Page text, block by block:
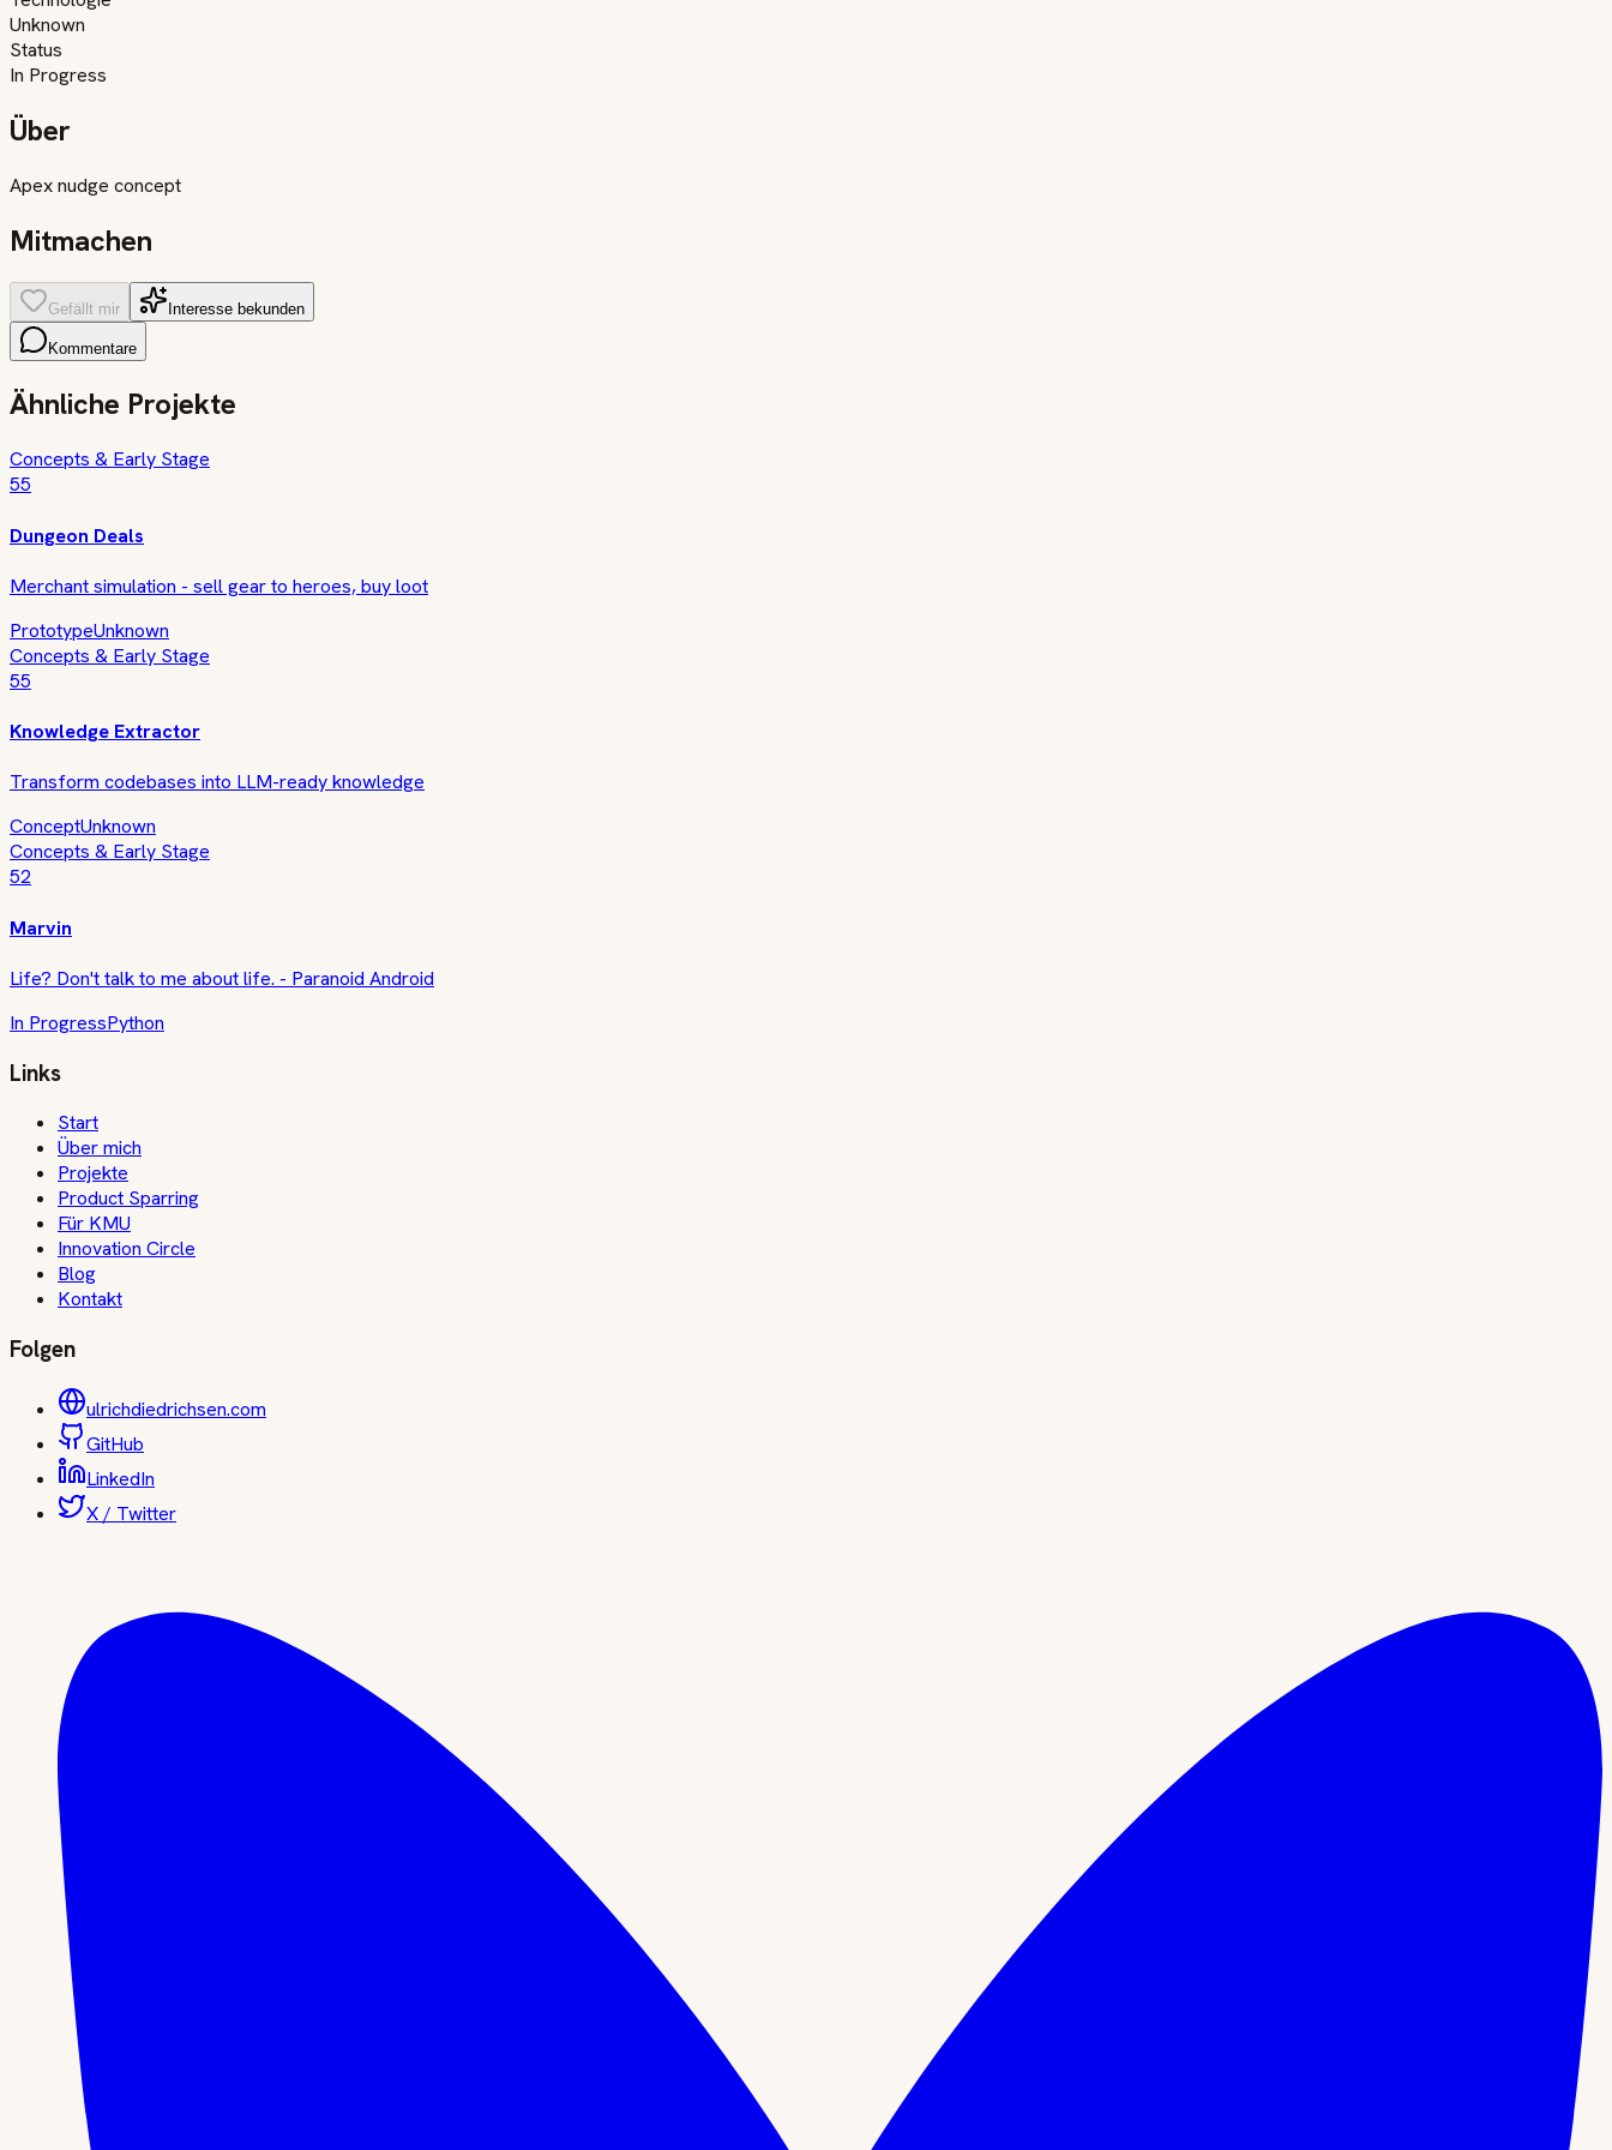
Unknown
Status
In Progress
Über
Apex nudge concept
Mitmachen
Gefällt mir Interesse bekunden
Kommentare
Ähnliche Projekte
Concepts & Early Stage
55
Dungeon Deals
Merchant simulation - sell gear to heroes, buy loot
PrototypeUnknown
Concepts & Early Stage
55
Knowledge Extractor
Transform codebases into LLM-ready knowledge
ConceptUnknown
Concepts & Early Stage
52
Marvin
Life? Don't talk to me about life. - Paranoid Android
In ProgressPython
Links
Start
Über mich
Projekte
Product Sparring
Für KMU
Innovation Circle
Blog
Kontakt
Folgen
ulrichdiedrichsen.com
GitHub
LinkedIn
X / Twitter